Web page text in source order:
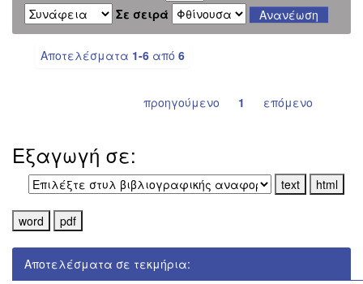
Σε σειρά
Αποτελέσματα 1-6 από 6
προηγούμενο 1 επόμενο
Εξαγωγή σε:
Αποτελέσματα σε τεκμήρια: